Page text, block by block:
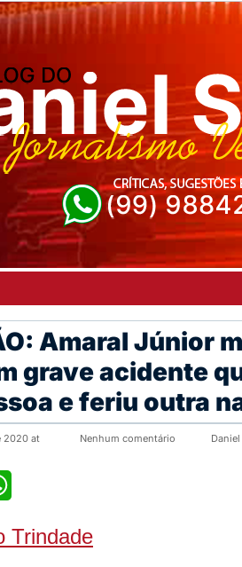
Amaral Júnior
grave acidente
e feriu outra
2020 at Nenhum comentário
Trindade